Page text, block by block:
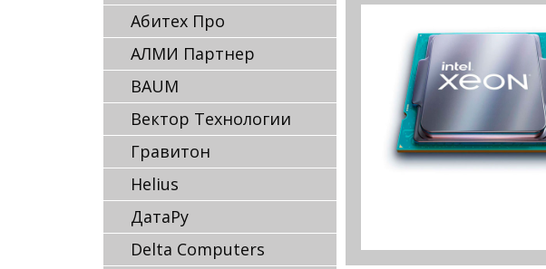
Абитех Про
АЛМИ Партнер
BAUM
Вектор Технологии
Гравитон
Helius
ДатаРу
Delta Computers